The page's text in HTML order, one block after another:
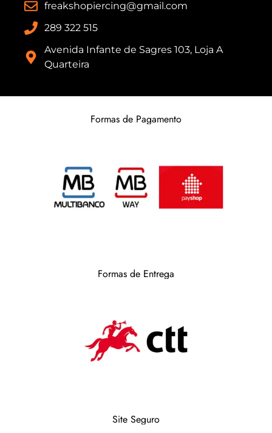
freakshopiercing@gmail.com
289 322 515
Avenida Infante de Sagres 103, Loja A
Quarteira
Formas de Pagamento
Formas de Entrega
Site Seguro